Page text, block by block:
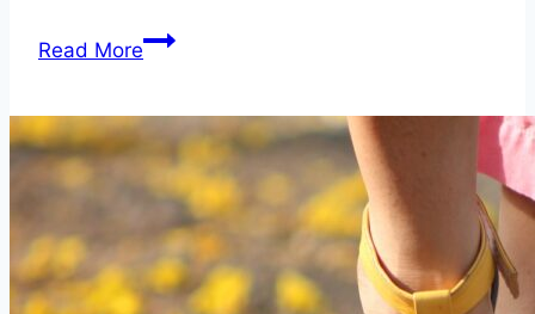
노
우
Read More신
끄
럼
방
DIY
로